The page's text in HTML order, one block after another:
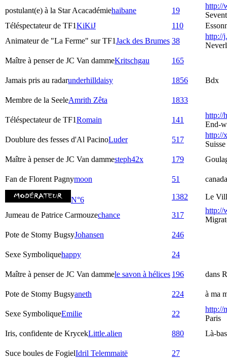
postulant(e) à la Star Acacadémiehaibane 19
http://
Téléspectateur de TF1KiKiJ 110
Animateur de "La Ferme" sur TF1Jack des Brumes 38
http://
Maître à penser de JC Van dammeKritschgau 165
Jamais pris au radarunderhilldaisy 1856 Bdx
Membre de la SeeleAmrith Zêta 1833
Téléspectateur de TF1Romain 141
http://
End-
Doublure des fesses d'Al PacinoLuder 517
http://
Suisse
Maître à penser de JC Van dammesteph42x 179
Fan de Florent Pagnymoon 51 canada
N°6 1382 Le
Jumeau de Patrice Carmouzechance 317
http://
Pote de Stomy BugsyJohansen 246
Sexe Symboliquehappy 24
Maître à penser de JC Van dammele savon à hélices 196 dans
Pote de Stomy Bugsyaneth 224 à ma
Sexe SymboliqueEmilie 22
http://
Paris
Iris, confidente de KrycekLittle.alien 880 Là-
Suce boules de FogielIdril Telemmaitë 27